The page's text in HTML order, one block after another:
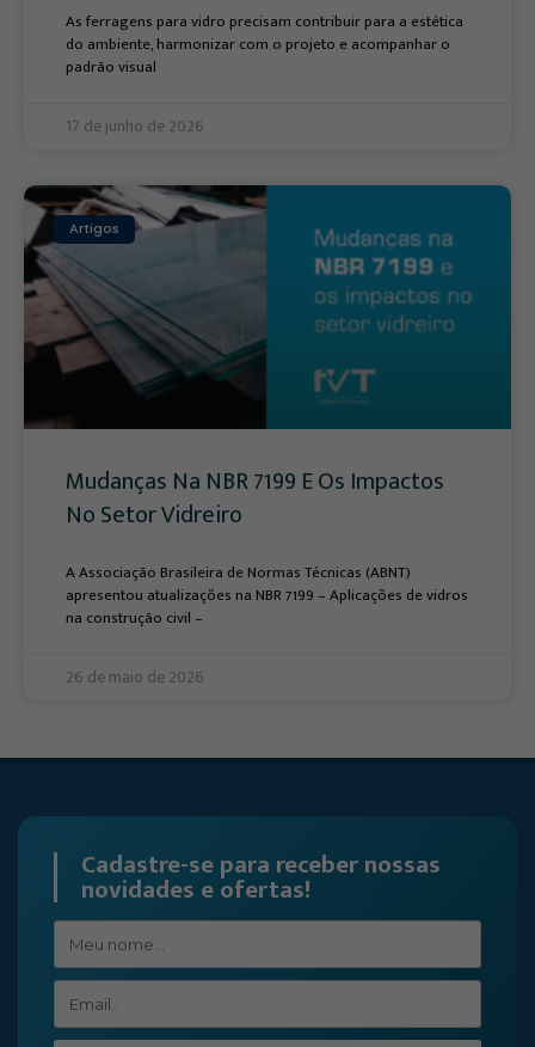
As ferragens para vidro precisam contribuir para a estética
do ambiente, harmonizar com o projeto e acompanhar o
padrão visual
17 de junho de 2026
Artigos
Mudanças Na NBR 7199 E Os Impactos
No Setor Vidreiro
A Associação Brasileira de Normas Técnicas (ABNT)
apresentou atualizações na NBR 7199 – Aplicações de vidros
na construção civil –
26 de maio de 2026
Cadastre-se para receber nossas
novidades e ofertas!